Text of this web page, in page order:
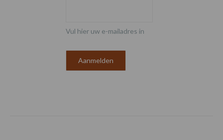
Vul hier uw e-mailadres in